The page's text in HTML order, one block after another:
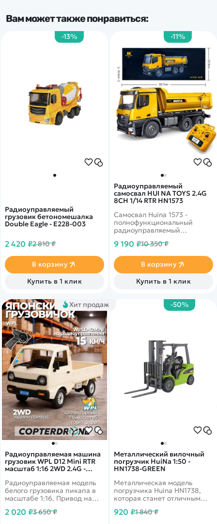
Вам может также понравиться:
-11%
Радиоуправляемый
самосвал HUI NA TOYS 2.4G
8CH 1/14 RTR HN1573
Самосвал Huina 1573 -
полнофункциональный
радиоуправляемый
перевозить грузы и
кузова.
9 190 ₽10 350 ₽
В корзину
Купить в 1 клик
-13%
Радиоуправляемый
грузовик бетономешалка
Double Eagle - E228-003
2 420 ₽2 810 ₽
В корзину
Купить в 1 клик
Хит продаж
Радиоуправляемая машина
грузовик WPL D12 Mini RTR
масштаб 1:16 2WD 2.4G -
Радиоуправляемая модель
белого грузовика пикапа в
масштабе 1:16. Привод на
подойдет для дрифт
2 020 ₽3 650 ₽
-50%
Металлический вилочный
погрузчик HuiNa 1:50 -
HN1738-GREEN
Металлическая модель
погрузчика Huina HN1738,
которая станет отличным
уменьшенных копий
920 ₽1 840 ₽